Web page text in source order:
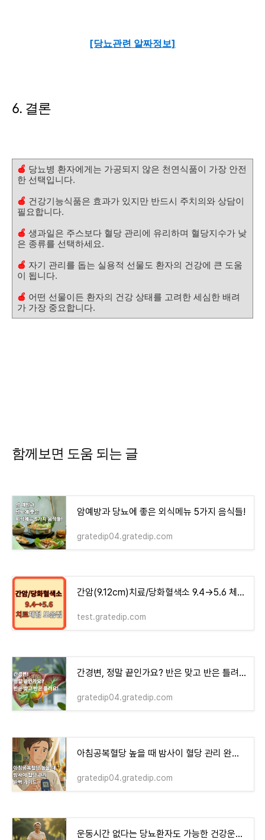
[당뇨관련 알짜정보]
6. 결론
🍎 당뇨병 환자에게는 가공되지 않은 천연식품이 가장 안전
한 선택입니다.
🍎 건강기능식품은 효과가 있지만 반드시 주치의와 상담이
필요합니다.
🍎 생과일은 주스보다 혈당 관리에 유리하며 혈당지수가 낮
은 종류를 선택하세요.
🍎 자기 관리를 돕는 실용적 선물도 환자의 건강에 큰 도움
이 됩니다.
🍎 어떤 선물이든 환자의 건강 상태를 고려한 세심한 배려
가 가장 중요합니다.
함께보면 도움 되는 글
암예방과 당뇨에 좋은 외식메뉴 5가지 음식들!
gratedip04.gratedip.com
간암(9.12cm)치료/당화혈색소 9.4→5.6 체험기 모음집 - money-health
test.gratedip.com
간경변, 정말 끝인가요? 반은 맞고 반은 틀려요!
gratedip04.gratedip.com
아침공복혈당 높을 때 밤사이 혈당 관리 완벽 가이드!
gratedip04.gratedip.com
운동시간 없다는 당뇨환자도 가능한 건강운동 실천법!